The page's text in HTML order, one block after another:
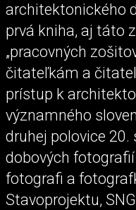
architektonického
prvá kniha, aj táto
„pracovných
čitateľkám a
prístup k
významného
druhej polovice
dobových
fotografi a
Stavoprojektu,